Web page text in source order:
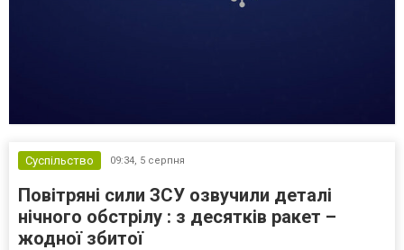
Суспільство 09:34, 5 серпня
Повітряні сили ЗСУ озвучили деталі
нічного обстрілу : з десятків ракет –
жодної збитої